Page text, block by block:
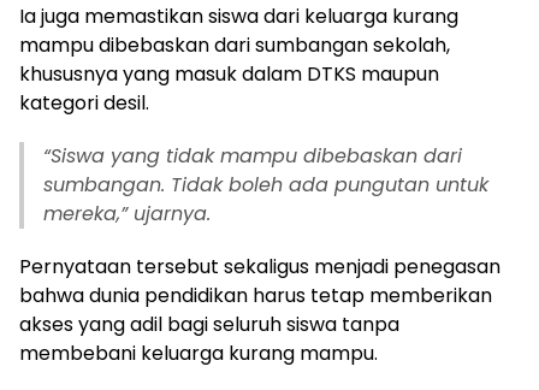
Ia juga memastikan siswa dari keluarga kurang
mampu dibebaskan dari sumbangan sekolah,
khususnya yang masuk dalam DTKS maupun
kategori desil.
“Siswa yang tidak mampu dibebaskan dari
sumbangan. Tidak boleh ada pungutan untuk
mereka,” ujarnya.
Pernyataan tersebut sekaligus menjadi penegasan
bahwa dunia pendidikan harus tetap memberikan
akses yang adil bagi seluruh siswa tanpa
membebani keluarga kurang mampu.